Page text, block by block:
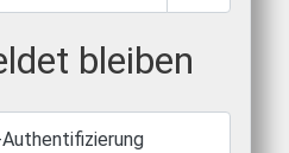
Passwort
bleiben